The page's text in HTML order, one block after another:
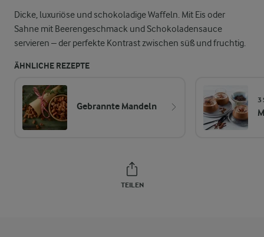
Dicke, luxuriöse und schokoladige Waffeln. Mit Eis oder
Sahne mit Beerengeschmack und Schokoladensauce
servieren – der perfekte Kontrast zwischen süß und fruchtig.
ÄHNLICHE REZEPTE
Gebrannte Mandeln
3
TEILEN